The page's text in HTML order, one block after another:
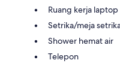
Ruang kerja laptop
Setrika/meja
Shower hemat air
Telepon